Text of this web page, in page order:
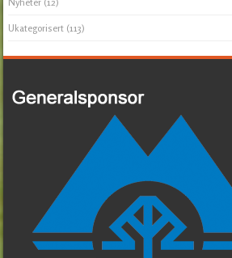
Ukategorisert (113)